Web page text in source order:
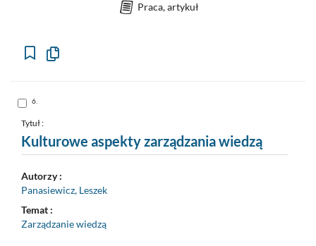
Praca, artykuł
Kopiuj
Skocz
do
nr
6
6.
Tytuł :
Kulturowe aspekty zarządzania wiedzą
Autorzy :
Panasiewicz, Leszek
Temat :
Zarządzanie wiedzą